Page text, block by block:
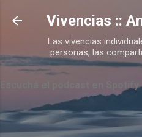
Ir al
Vivencias ::
Las vivencias
personas, las
Escuchá el podcast en Spotify